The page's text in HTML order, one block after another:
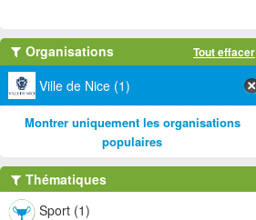
Organisations Tout effacer
Ville de Nice (1)
Montrer uniquement les organisations
populaires
Thématiques
Sport (1)